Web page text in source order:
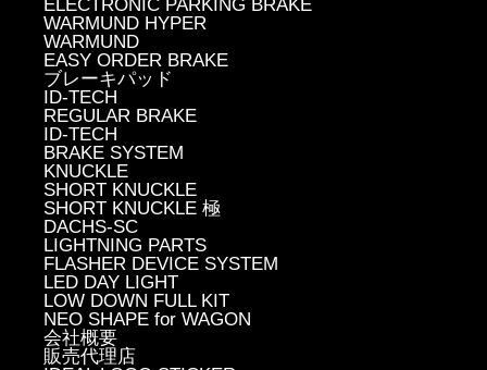
ELECTRONIC PARKING BRAKE
WARMUND HYPER
WARMUND
EASY ORDER BRAKE
ブレーキパッド
ID-TECH
REGULAR BRAKE
ID-TECH
BRAKE SYSTEM
KNUCKLE
SHORT KNUCKLE
SHORT KNUCKLE 極
DACHS-SC
LIGHTNING PARTS
FLASHER DEVICE SYSTEM
LED DAY LIGHT
LOW DOWN FULL KIT
NEO SHAPE for WAGON
会社概要
販売代理店